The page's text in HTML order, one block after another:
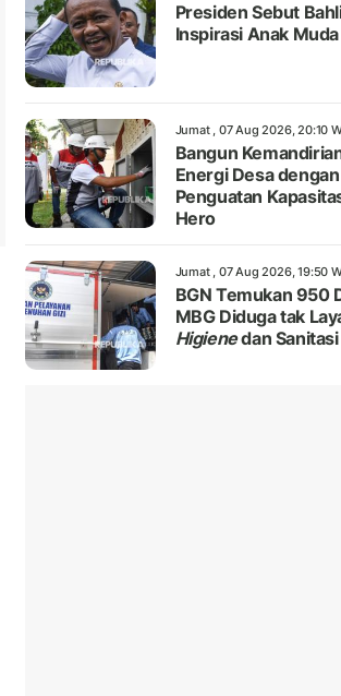
Presiden Sebut
Inspirasi Anak Muda
Jumat , 07 Aug 2026, 20:10
Bangun
Energi Desa dengan
Penguatan
Hero
Jumat , 07 Aug 2026, 19:50
BGN Temukan 950
MBG Diduga tak
Higienedan Sanitasi